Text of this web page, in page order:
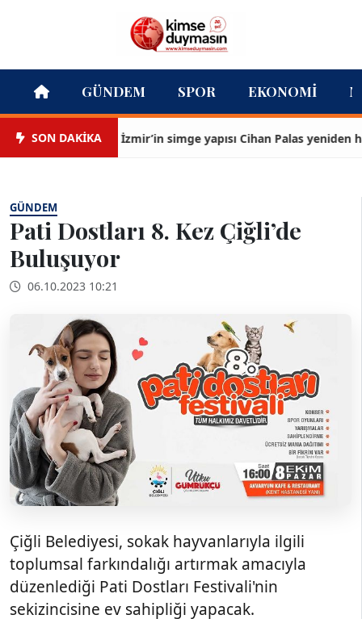
GÜNDEM SPOR EKONOMI
SON DAKİKAİzmir’in simge yapısı Cihan Palas yeniden
GÜNDEM
Pati Dostları 8. Kez Çiğli’de
Buluşuyor
06.10.2023 10:21
Çiğli Belediyesi, sokak hayvanlarıyla ilgili
toplumsal farkındalığı artırmak amacıyla
düzenlediği Pati Dostları Festivali'nin
sekizincisine ev sahipliği yapacak.